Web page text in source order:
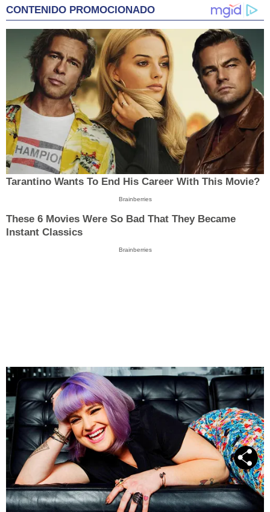
CONTENIDO PROMOCIONADO
Tarantino Wants To End His Career With This Movie?
Brainberries
These 6 Movies Were So Bad That They Became
Instant Classics
Brainberries